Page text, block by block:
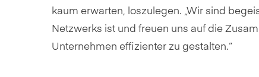
kaum erwarten, loszulegen. „Wir sind
Netzwerks ist und freuen uns auf die
Unternehmen effizienter zu gestalten.“